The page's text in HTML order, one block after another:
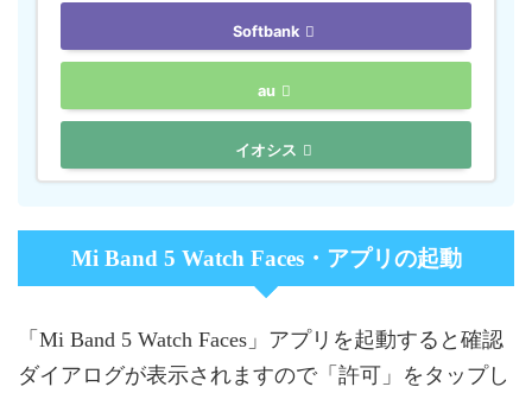
Softbank
au
イオシス
Mi Band 5 Watch Faces・アプリの起動
「Mi Band 5 Watch Faces」アプリを起動すると確認
ダイアログが表示されますので「許可」をタップし